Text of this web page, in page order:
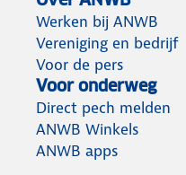
Werken bij ANWB
Vereniging en bedrijf
Voor de pers
Voor onderweg
Direct pech melden
ANWB Winkels
ANWB apps